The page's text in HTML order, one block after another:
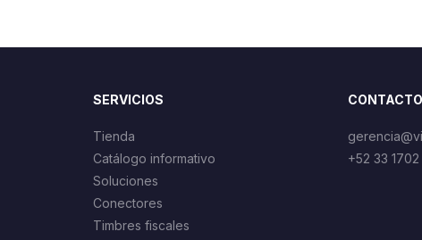
SERVICIOS
Tienda
Catálogo informativo
Soluciones
Conectores
Timbres fiscales
CONTACTO
+52 33